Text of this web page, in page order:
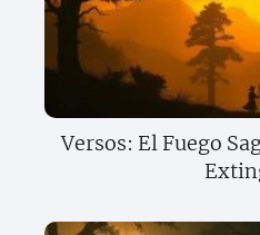
Versos: El Fuego